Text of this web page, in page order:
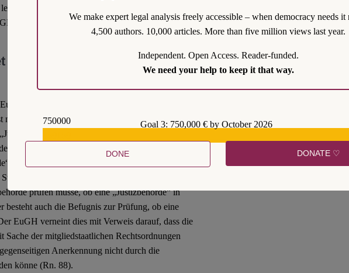
eine deklaratorische Funktion zukomme
in bekannten Fahrwassern (vgl. EuGH, Rs.
nicht
mit der Frage auseinander, ob die
ob die nach dem innerstaatlichen
den Europäischen Haftbefehl
EuGH zunächst seine Rechtsprechung zur
in Art. 6 Abs. 1 RbEuHb (in der bekanntermaßen
auf
prüfen müsse, ob eine „Justizbehörde“ in
besteht auch die Befugnis zur Prüfung, ob eine
EuGH verneint dies mit Verweis darauf, dass die
der mitgliedstaatlichen Rechtsordnungen
Anerkennung nicht durch die
könne (Rn. 88).
We make expert legal analysis freely accessible – when democracy needs it
4,500 authors. 10,000 articles. More than five million views last year.
Independent. Open Access. Reader-funded.
We need your help to keep it that way.
750000
Goal 3: 750,000 € by October 2026
DONE DONATE ♡